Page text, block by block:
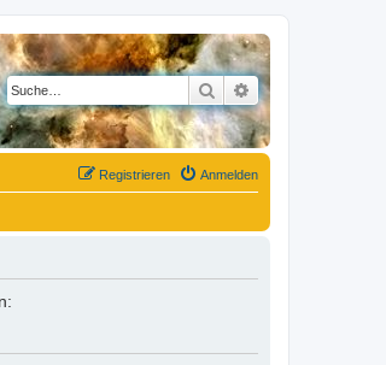
SucheErweiterte Suche
Anmelden
Registrieren